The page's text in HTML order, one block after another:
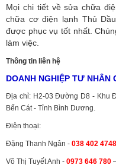
Mọi chi tiết về sửa chữa
chữa cơ điện lạnh Thủ
được phục vụ tốt nhất.
làm việc.
Thông tin liên hệ
DOANH NGHIỆP TƯ NHÂN
Địa chỉ: H2-03 Đường D8 - Khu
Bến Cát - Tỉnh Bình Dương.
Điện thoại:
Đặng Thanh Ngân - 038 402 4748
Võ Thị Tuyết Anh - 0973 646 780